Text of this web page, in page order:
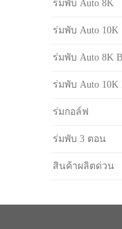
ร่มพับ Auto 8K
ร่มพับ Auto 10K
ร่มพับ Auto 8K
ร่มพับ Auto 10K
ร่มกอล์ฟ
ร่มพับ 3 ตอน
สินค้าผลิตด่วน